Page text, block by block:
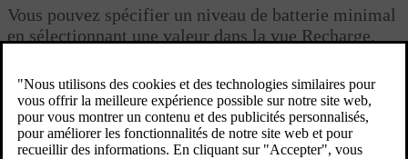
Mise à jour 01.06.2026
Vous pouvez spécifier un niveau de batterie minimal
en sélectionnant une valeur dans la vue Recharge.
niveau minimal, indépendamment de tout autre
paramètre.
Un niveau de batterie minimal peut être spécifié pour un lieu